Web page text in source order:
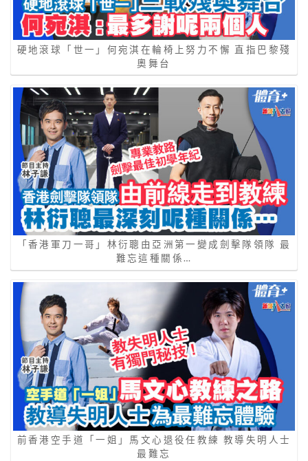
硬地滾球「世一」何宛淇在輪椅上努力不懈 直指巴黎殘
奧舞台
「香港軍刀一哥」林衍聰由亞洲第一變成劍擊隊領隊 最
難忘這種關係…
前香港空手道「一姐」馬文心退役任教練 教導失明人士
最難忘